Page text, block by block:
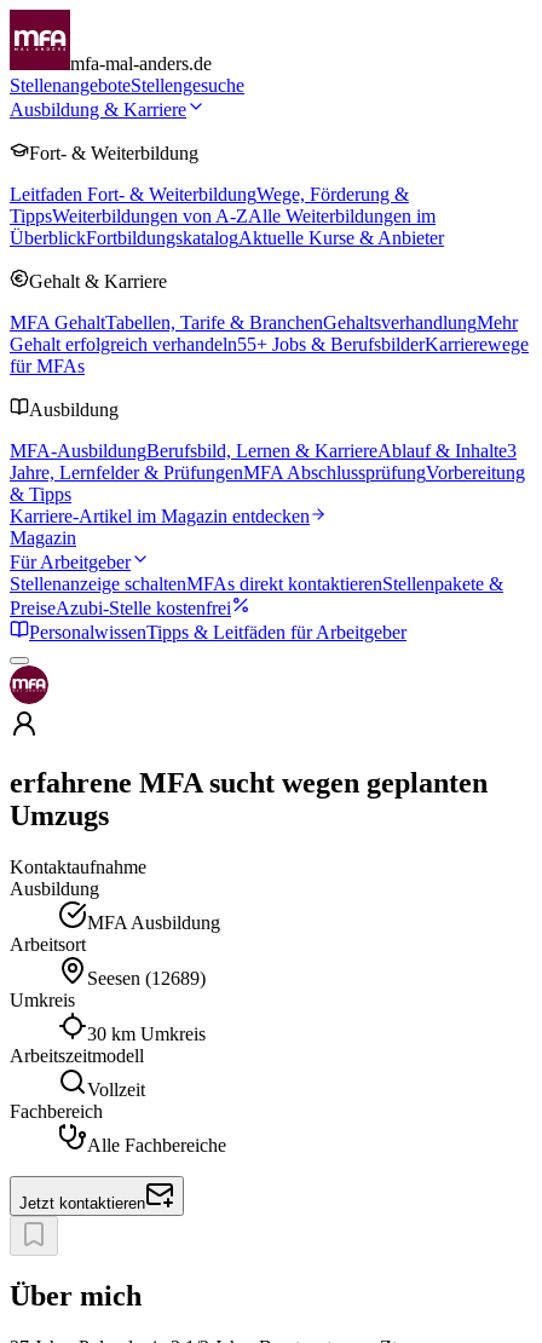
mfa-mal-anders.de
StellenangeboteStellengesuche
Ausbildung & Karriere
Fort- & Weiterbildung
Leitfaden Fort- & WeiterbildungWege, Förderung &
TippsWeiterbildungen von A-ZAlle Weiterbildungen im
ÜberblickFortbildungskatalogAktuelle Kurse & Anbieter
Gehalt & Karriere
MFA GehaltTabellen, Tarife & BranchenGehaltsverhandlungMehr
Gehalt erfolgreich verhandeln55+ Jobs & BerufsbilderKarrierewege
für MFAs
Ausbildung
MFA-AusbildungBerufsbild, Lernen & KarriereAblauf & Inhalte3
Jahre, Lernfelder & PrüfungenMFA AbschlussprüfungVorbereitung
& Tipps
Karriere-Artikel im Magazin entdecken
Magazin
Für Arbeitgeber
Stellenanzeige schaltenMFAs direkt kontaktierenStellenpakete &
PreiseAzubi-Stelle kostenfrei
PersonalwissenTipps & Leitfäden für Arbeitgeber
erfahrene MFA sucht wegen geplanten
Umzugs
Kontaktaufnahme
Ausbildung
MFA Ausbildung
Arbeitsort
Seesen (12689)
Umkreis
30 km Umkreis
Arbeitszeitmodell
Vollzeit
Fachbereich
Alle Fachbereiche
Jetzt kontaktieren
Über mich